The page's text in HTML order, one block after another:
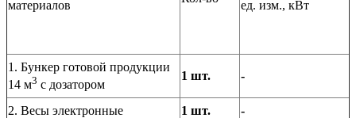
материалов
ед. изм., кВт
1. Бункер готовой продукции
14 м3 с дозатором
1 шт. -
2. Весы электронные 1 шт.
-